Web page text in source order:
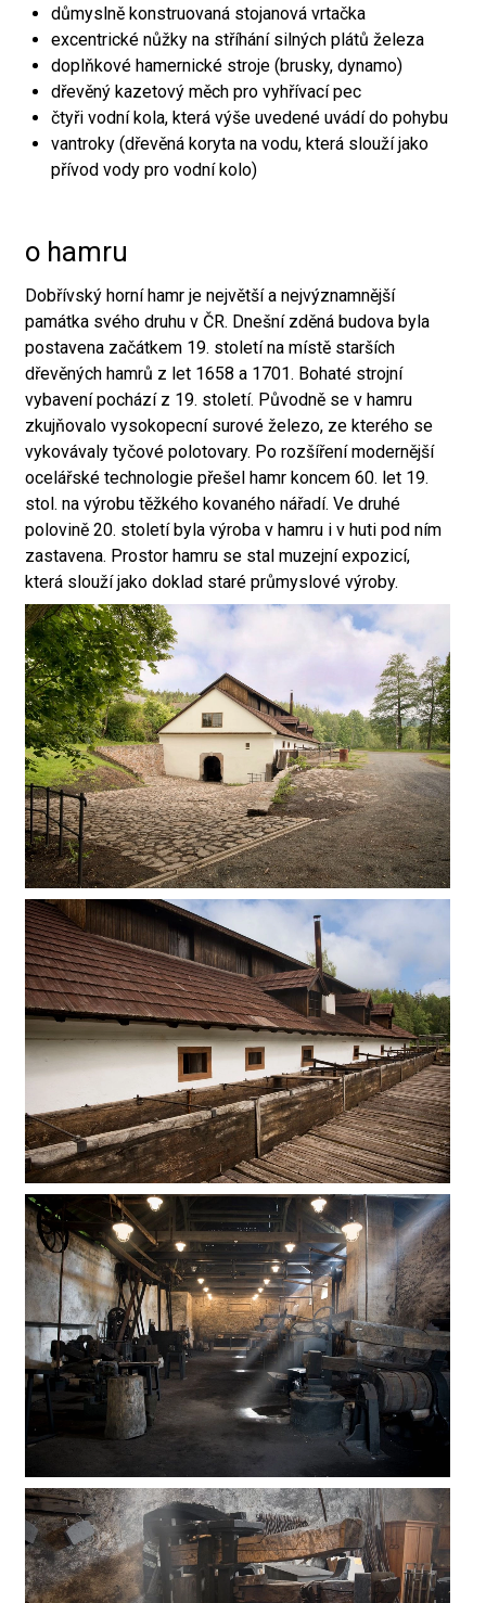
důmyslně konstruovaná stojanová vrtačka
excentrické nůžky na stříhání silných plátů železa
doplňkové hamernické stroje (brusky, dynamo)
dřevěný kazetový měch pro vyhřívací pec
čtyři vodní kola, která výše uvedené uvádí do pohybu
vantroky (dřevěná koryta na vodu, která slouží jako
přívod vody pro vodní kolo)
o hamru
Dobřívský horní hamr je největší a nejvýznamnější
památka svého druhu v ČR. Dnešní zděná budova byla
postavena začátkem 19. století na místě starších
dřevěných hamrů z let 1658 a 1701. Bohaté strojní
vybavení pochází z 19. století. Původně se v hamru
zkujňovalo vysokopecní surové železo, ze kterého se
vykovávaly tyčové polotovary. Po rozšíření modernější
ocelářské technologie přešel hamr koncem 60. let 19.
stol. na výrobu těžkého kovaného nářadí. Ve druhé
polovině 20. století byla výroba v hamru i v huti pod ním
zastavena. Prostor hamru se stal muzejní expozicí,
která slouží jako doklad staré průmyslové výroby.